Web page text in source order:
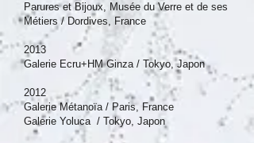
Parures et Bijoux, Musée du Verre et de ses
Métiers / Dordives, France
2013
Galerie Ecru+HM Ginza / Tokyo, Japon
2012
Galerie Métanoïa / Paris, France
Galerie Yoluca / Tokyo, Japon